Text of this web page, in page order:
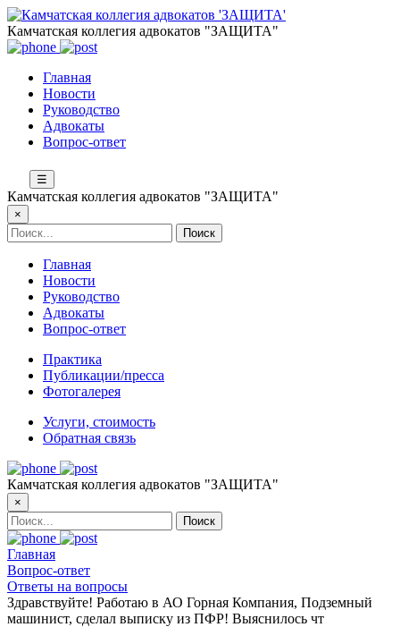
Камчатская коллегия адвокатов "ЗАЩИТА"
Главная
Новости
Руководство
Адвокаты
Вопрос-ответ
☰
Камчатская коллегия адвокатов "ЗАЩИТА"
×
Главная
Новости
Руководство
Адвокаты
Вопрос-ответ
Практика
Публикации/пресса
Фотогалерея
Услуги, стоимость
Обратная связь
Камчатская коллегия адвокатов "ЗАЩИТА"
×
Главная
Вопрос-ответ
Ответы на вопросы
Здравствуйте! Работаю в АО Горная Компания, Подземный
машинист, сделал выписку из ПФР! Выяснилось чт